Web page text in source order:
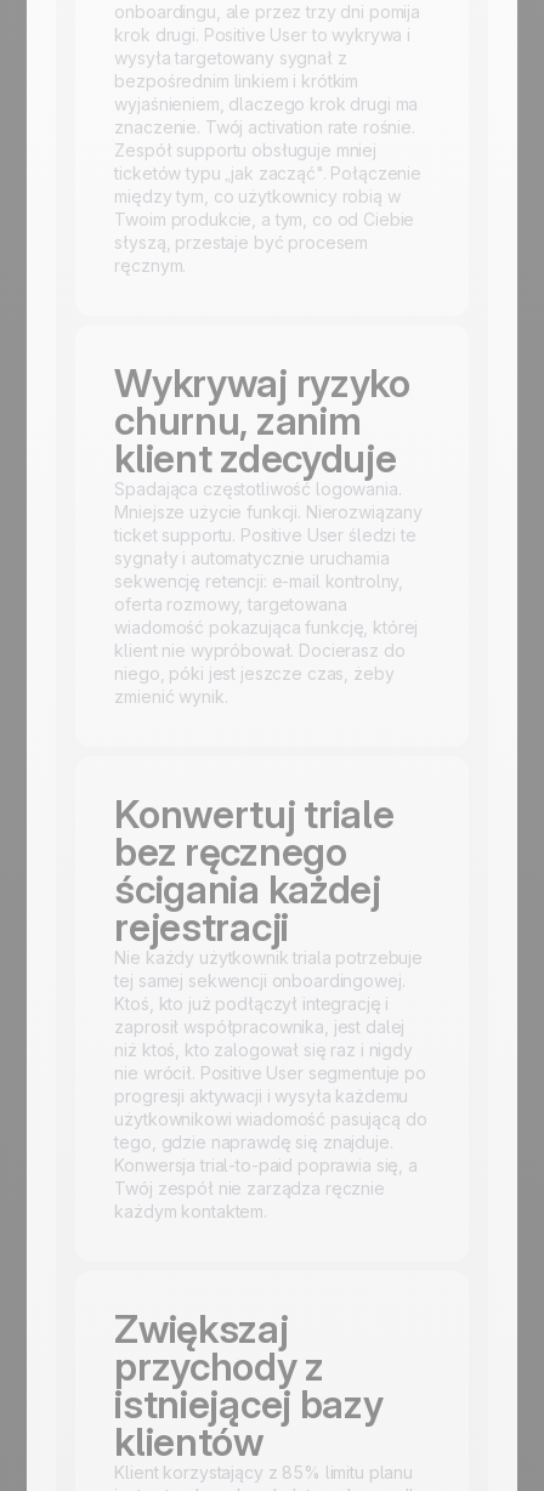
onboardingu, ale przez trzy dni pomija
krok drugi. Positive User to wykrywa i
wysyła targetowany sygnał z
bezpośrednim linkiem i krótkim
wyjaśnieniem, dlaczego krok drugi ma
znaczenie. Twój activation rate rośnie.
Zespół supportu obsługuje mniej
ticketów typu „jak zacząć". Połączenie
między tym, co użytkownicy robią w
Twoim produkcie, a tym, co od Ciebie
słyszą, przestaje być procesem
ręcznym.
Wykrywaj ryzyko
churnu, zanim
klient zdecyduje
Spadająca częstotliwość logowania.
Mniejsze użycie funkcji. Nierozwiązany
ticket supportu. Positive User śledzi te
sygnały i automatycznie uruchamia
sekwencję retencji: e-mail kontrolny,
oferta rozmowy, targetowana
wiadomość pokazująca funkcję, której
klient nie wypróbował. Docierasz do
niego, póki jest jeszcze czas, żeby
zmienić wynik.
Konwertuj triale
bez ręcznego
ścigania każdej
rejestracji
Nie każdy użytkownik triala potrzebuje
tej samej sekwencji onboardingowej.
Ktoś, kto już podłączył integrację i
zaprosił współpracownika, jest dalej
niż ktoś, kto zalogował się raz i nigdy
nie wrócił. Positive User segmentuje po
progresji aktywacji i wysyła każdemu
użytkownikowi wiadomość pasującą do
tego, gdzie naprawdę się znajduje.
Konwersja trial-to-paid poprawia się, a
Twój zespół nie zarządza ręcznie
każdym kontaktem.
Zwiększaj
przychody z
istniejącej bazy
klientów
Klient korzystający z 85% limitu planu